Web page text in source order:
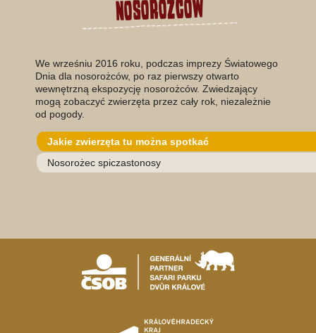
nosorożców
We wrześniu 2016 roku, podczas imprezy Światowego
Dnia dla nosorożców, po raz pierwszy otwarto
wewnętrzną ekspozycję nosorożców. Zwiedzający
mogą zobaczyć zwierzęta przez cały rok, niezależnie
od pogody.
Jakie zwierzęta tu można spotkać
Nosorożec spiczastonosy